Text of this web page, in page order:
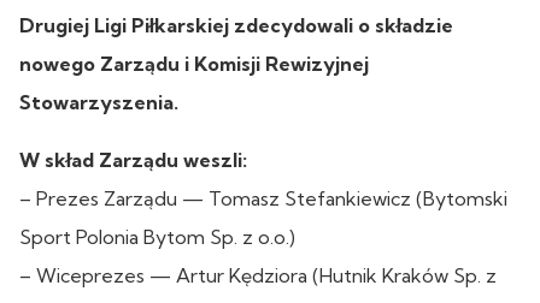
Drugiej Ligi Piłkarskiej zdecydowali o składzie
nowego Zarządu i Komisji Rewizyjnej
Stowarzyszenia.
W skład Zarządu weszli:
– Prezes Zarządu — Tomasz Stefankiewicz (Bytomski
Sport Polonia Bytom Sp. z o.o.)
– Wiceprezes — Artur Kędziora (Hutnik Kraków Sp. z